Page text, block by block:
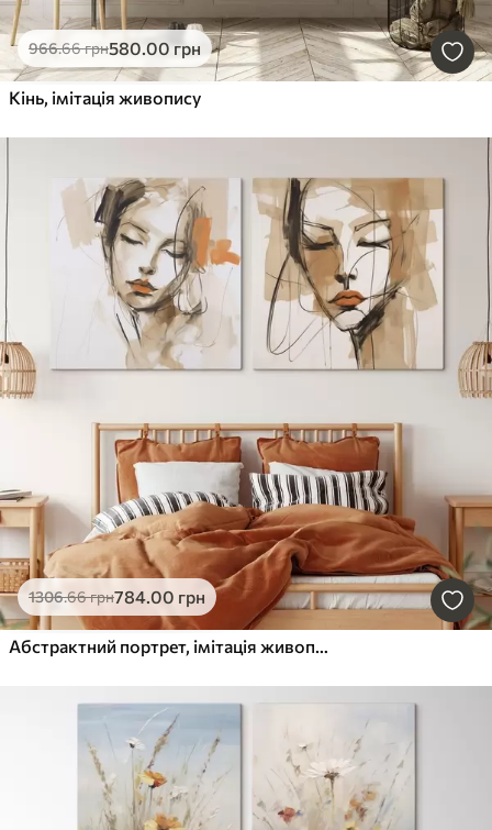
966.66грн580.00 грн
Кінь, імітація живопису
1306.66грн784.00 грн
Абстрактний портрет, імітація живопису